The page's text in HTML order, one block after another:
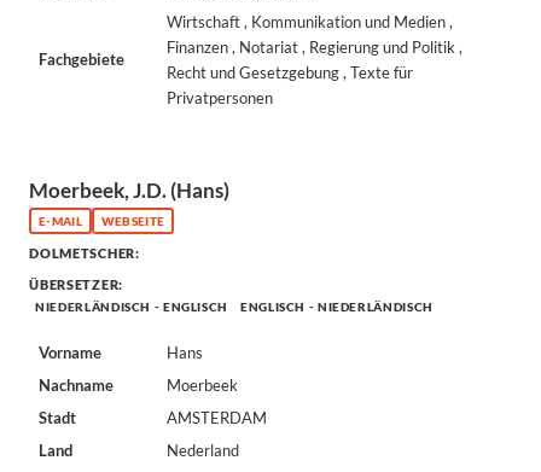
Fachgebiete
Wirtschaft , Kommunikation und Medien ,
Finanzen , Notariat , Regierung und Politik ,
Recht und Gesetzgebung , Texte für
Privatpersonen
Moerbeek, J.D. (Hans)
E-MAIL WEBSEITE
DOLMETSCHER:
ÜBERSETZER:
NIEDERLÄNDISCH - ENGLISCH ENGLISCH - NIEDERLÄNDISCH
Vorname
Hans
Nachname
Moerbeek
Stadt
AMSTERDAM
Land
Nederland